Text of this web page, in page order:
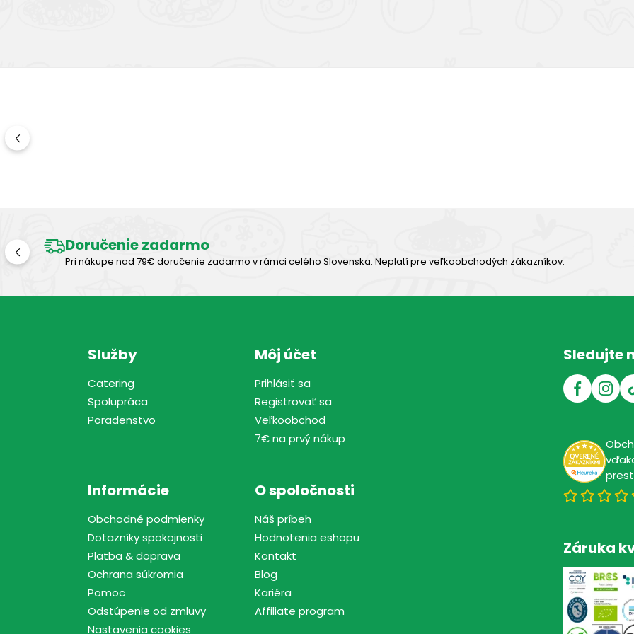
Doručenie zadarmo
Pri nákupe nad 79€ doručenie zadarmo v rámci celého Slovenska. Neplatí pre veľkoobchodých zákazníkov.
Služby
Catering
Spolupráca
Poradenstvo
Môj účet
Prihlásiť sa
Registrovať sa
Veľkoobchod
7€ na prvý nákup
Informácie
Obchodné podmienky
Dotazníky spokojnosti
Platba & doprava
Ochrana súkromia
Pomoc
Odstúpenie od zmluvy
Nastavenia cookies
O spoločnosti
Náš príbeh
Hodnotenia eshopu
Kontakt
Blog
Kariéra
Affiliate program
Záruka
Sledujte